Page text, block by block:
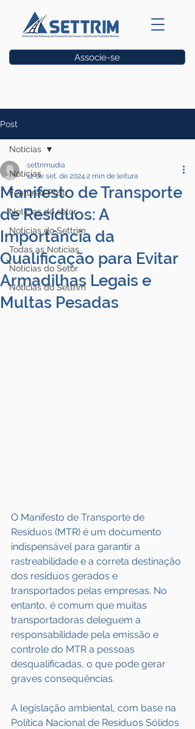
Associe-se
Post
Notícias
Featured Post
Notícias do setor
Notícias do Settrim
Todas as Notícias
Notícias do Setor
Notícias do Settrim
Notícias
Manifesto de Transporte
de Resíduos: A
Importância da
Qualificação para Evitar
Armadilhas Legais e
Multas Pesadas
settrimudia
12 de set. de 2024 2 min de leitura
O Manifesto de Transporte de
Resíduos (MTR) é um documento
indispensável para garantir a
rastreabilidade e a correta destinação
dos resíduos gerados e
transportados pelas empresas. No
entanto, é comum que muitas
transportadoras deleguem a
responsabilidade pela emissão e
controle do MTR a pessoas
desqualificadas, o que pode gerar
graves consequências.
A legislação ambiental, com base na
Política Nacional de Resíduos Sólidos